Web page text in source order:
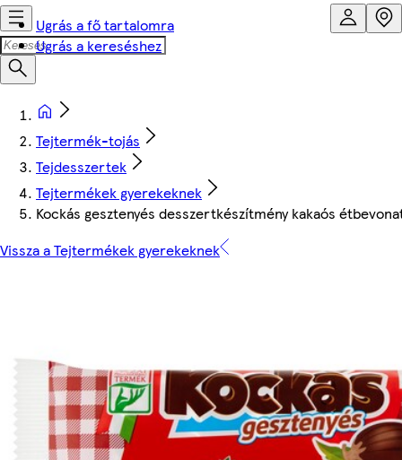
Ugrás a fő tartalomra
Ugrás a kereséshez
Tejtermék-tojás
Tejdesszertek
Tejtermékek gyerekeknek
Kockás gesztenyés desszertkészítmény kakaós
Vissza a Tejtermékek gyerekeknek